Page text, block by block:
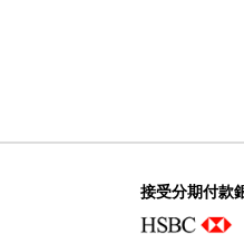
接受分期付款